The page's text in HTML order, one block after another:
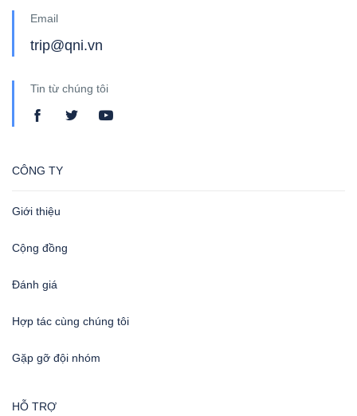
Email
trip@qni.vn
Tin từ chúng tôi
CÔNG TY
Giới thiệu
Cộng đồng
Đánh giá
Hợp tác cùng chúng tôi
Gặp gỡ đội nhóm
HỖ TRỢ